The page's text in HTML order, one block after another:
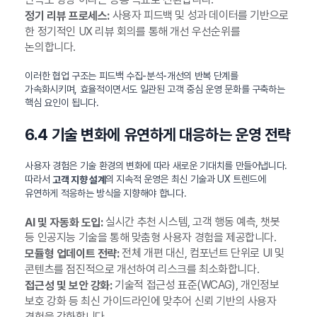
정기 리뷰 프로세스:사용자 피드백 및 성과 데이터를 기반으로
한 정기적인 UX 리뷰 회의를 통해 개선 우선순위를
논의합니다.
이러한 협업 구조는 피드백 수집-분석-개선의 반복 단계를
가속화시키며, 효율적이면서도 일관된 고객 중심 운영 문화를 구축하는
핵심 요인이 됩니다.
6.4 기술 변화에 유연하게 대응하는 운영 전략
사용자 경험은 기술 환경의 변화에 따라 새로운 기대치를 만들어냅니다.
따라서 고객 지향 설계의 지속적 운영은 최신 기술과 UX 트렌드에
유연하게 적응하는 방식을 지향해야 합니다.
AI 및 자동화 도입:실시간 추천 시스템, 고객 행동 예측, 챗봇
등 인공지능 기술을 통해 맞춤형 사용자 경험을 제공합니다.
모듈형 업데이트 전략:전체 개편 대신, 컴포넌트 단위로 UI 및
콘텐츠를 점진적으로 개선하여 리스크를 최소화합니다.
접근성 및 보안 강화:기술적 접근성 표준(WCAG), 개인정보
보호 강화 등 최신 가이드라인에 맞추어 신뢰 기반의 사용자